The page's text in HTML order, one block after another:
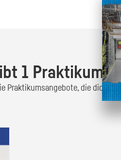
1
Praktikumsangebote, die dich